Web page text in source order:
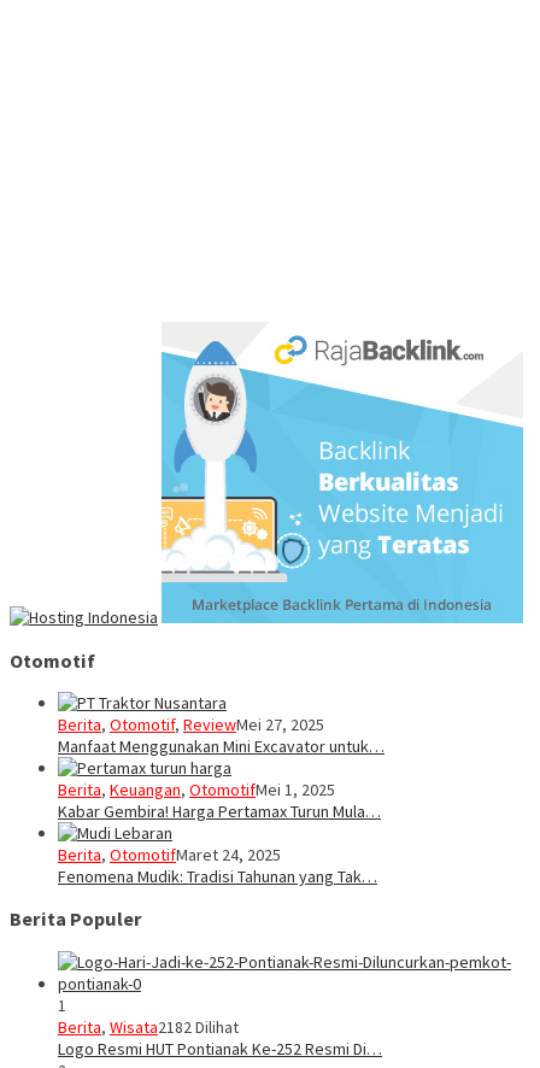
Otomotif
Berita, Otomotif, ReviewMei 27, 2025
Manfaat Menggunakan Mini Excavator untuk…
Berita, Keuangan, OtomotifMei 1, 2025
Kabar Gembira! Harga Pertamax Turun Mula…
Berita, OtomotifMaret 24, 2025
Fenomena Mudik: Tradisi Tahunan yang Tak…
Berita Populer
1
Berita, Wisata2182 Dilihat
Logo Resmi HUT Pontianak Ke-252 Resmi Di…